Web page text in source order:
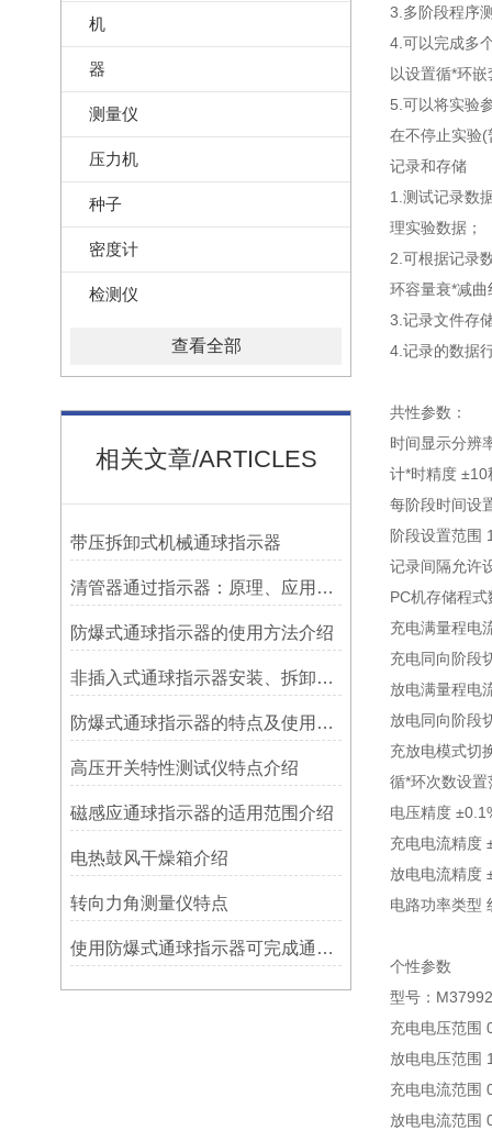
机
器
测量仪
压力机
种子
密度计
检测仪
查看全部
相关文章/ARTICLES
带压拆卸式机械通球指示器
清管器通过指示器：原理、应用与维护
防爆式通球指示器的使用方法介绍
非插入式通球指示器安装、拆卸灵活方便
防爆式通球指示器的特点及使用方法
高压开关特性测试仪特点介绍
磁感应通球指示器的适用范围介绍
电热鼓风干燥箱介绍
转向力角测量仪特点
使用防爆式通球指示器可完成通球指示功能
3.多阶段程序
4.可以完成多
以设置循*环
5.可以将实验
在不停止实验
记录和存储
1.测试记录数
理实验数据；
2.可根据记录
环容量衰*减
3.记录文件存
4.记录的数据
共性参数：
时间显示分辨
计*时精度 ±10
每阶段时间设
阶段设置范围
记录间隔允许
PC机存储程
充电满量程电
充电同向阶段
放电满量程电
放电同向阶段
充放电模式切
循*环次数设
电压精度
充电电流精度
放电电流精度
电路功率类型
个性参数
型号：
充电电压范围
放电电压范围
充电电流范围
放电电流范围